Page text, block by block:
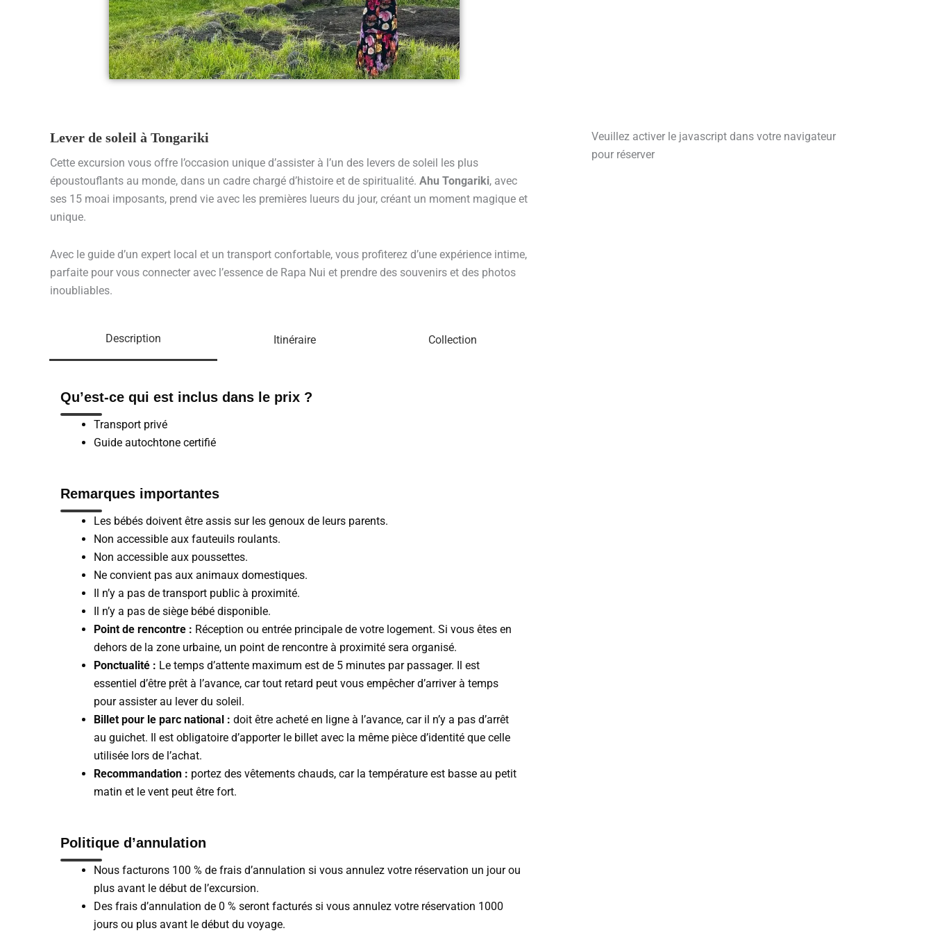
Lever de soleil à Tongariki
Cette excursion vous offre l’occasion unique d’assister à l’un des levers de soleil les plus
époustouflants au monde, dans un cadre chargé d’histoire et de spiritualité. Ahu Tongariki, avec
ses 15 moai imposants, prend vie avec les premières lueurs du jour, créant un moment magique et
unique.
Avec le guide d’un expert local et un transport confortable, vous profiterez d’une expérience intime,
parfaite pour vous connecter avec l’essence de Rapa Nui et prendre des souvenirs et des photos
inoubliables.
Description Itinéraire Collection
Qu’est-ce qui est inclus dans le prix ?
Transport privé
Guide autochtone certifié
Remarques importantes
Les bébés doivent être assis sur les genoux de leurs parents.
Non accessible aux fauteuils roulants.
Non accessible aux poussettes.
Ne convient pas aux animaux domestiques.
Il n’y a pas de transport public à proximité.
Il n’y a pas de siège bébé disponible.
Point de rencontre : Réception ou entrée principale de votre logement. Si vous êtes en
dehors de la zone urbaine, un point de rencontre à proximité sera organisé.
Ponctualité : Le temps d’attente maximum est de 5 minutes par passager. Il est
essentiel d’être prêt à l’avance, car tout retard peut vous empêcher d’arriver à temps
pour assister au lever du soleil.
Billet pour le parc national : doit être acheté en ligne à l’avance, car il n’y a pas d’arrêt
au guichet. Il est obligatoire d’apporter le billet avec la même pièce d’identité que celle
utilisée lors de l’achat.
Recommandation : portez des vêtements chauds, car la température est basse au petit
matin et le vent peut être fort.
Politique d’annulation
Nous facturons 100 % de frais d’annulation si vous annulez votre réservation un jour ou
plus avant le début de l’excursion.
Des frais d’annulation de 0 % seront facturés si vous annulez votre réservation 1000
jours ou plus avant le début du voyage.
Veuillez activer le javascript dans votre navigateur
pour réserver